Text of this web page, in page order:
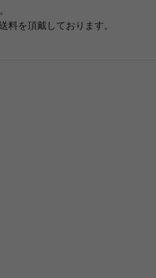
料を頂戴しております。